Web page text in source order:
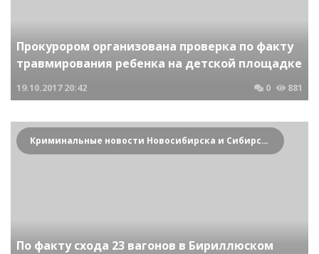
Прокурором организована проверка по факту
травмирования ребенка на детской площадке
19.10.2017 20:42 0 881
Криминальные новости Новосибирска и Сибирского региона
По факту схода 23 вагонов в Бириллюском